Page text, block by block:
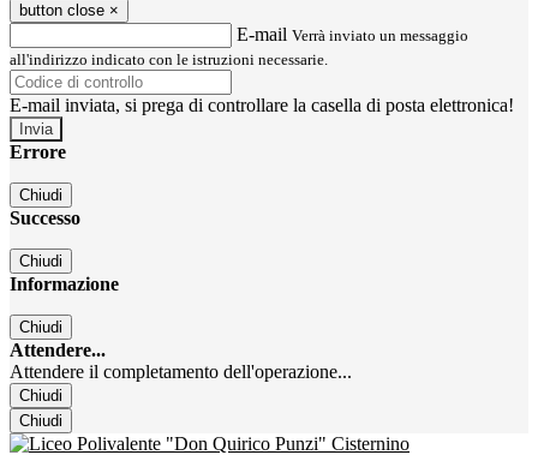
button close ×
E-mail Verrà inviato un messaggio
all'indirizzo indicato con le istruzioni necessarie.
E-mail inviata, si prega di controllare la casella di posta elettronica!
Errore
Chiudi
Successo
Chiudi
Informazione
Chiudi
Attendere...
Attendere il completamento dell'operazione...
Chiudi
Chiudi